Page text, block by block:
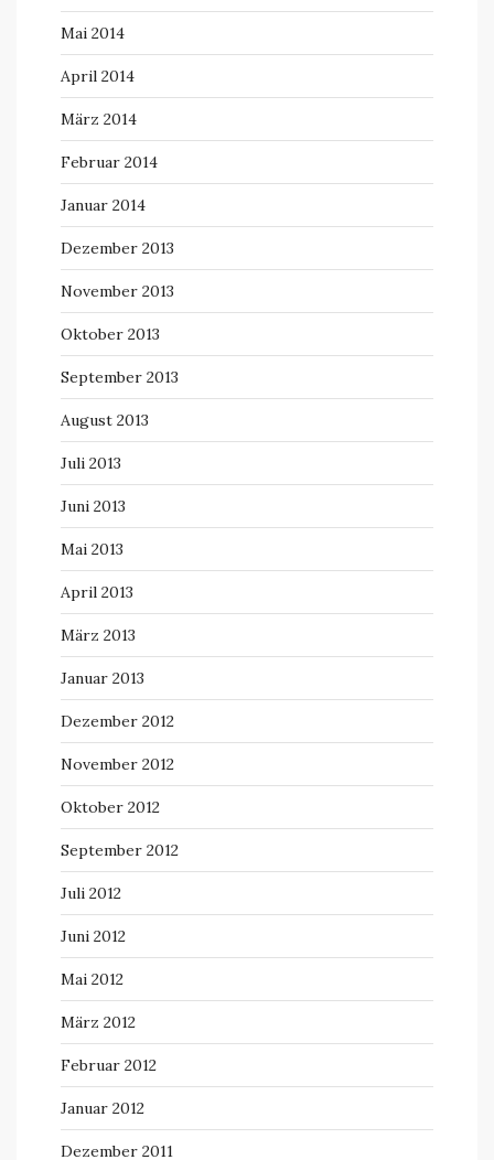
Mai 2014
April 2014
März 2014
Februar 2014
Januar 2014
Dezember 2013
November 2013
Oktober 2013
September 2013
August 2013
Juli 2013
Juni 2013
Mai 2013
April 2013
März 2013
Januar 2013
Dezember 2012
November 2012
Oktober 2012
September 2012
Juli 2012
Juni 2012
Mai 2012
März 2012
Februar 2012
Januar 2012
Dezember 2011